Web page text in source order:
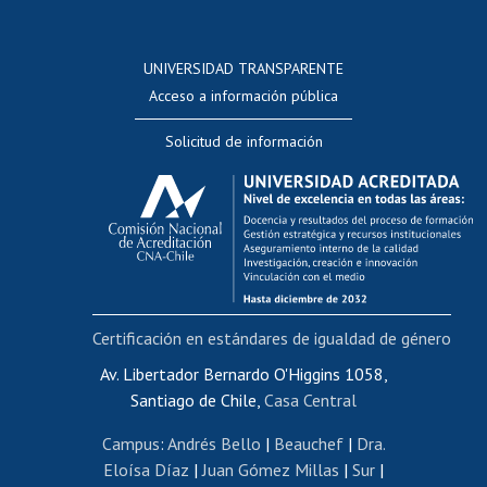
Evaluación docente
Calificación académica
Postulación al AUCAI
Funcionarias/os
Cursos internos de capacitación
Bienestar del personal
Portal de movilidad interna
Certificado de renta
Certificado de renta honorarios
Editar páginas blancas
UNIVERSIDAD TRANSPARENTE
Acceso a información pública
Solicitud de información
Av. Libertador Bernardo O'Higgins 1058,
Santiago de Chile, Casa Central
Campus: Andrés Bello | Beauchef| Dra.
Eloísa Díaz |Juan Gómez Millas | Sur |
Certificación en estándares de igualdad de género